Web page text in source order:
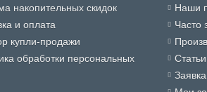
накопительных скидок
и оплата
купли-продажи
обработки персональных
Наши
Часто